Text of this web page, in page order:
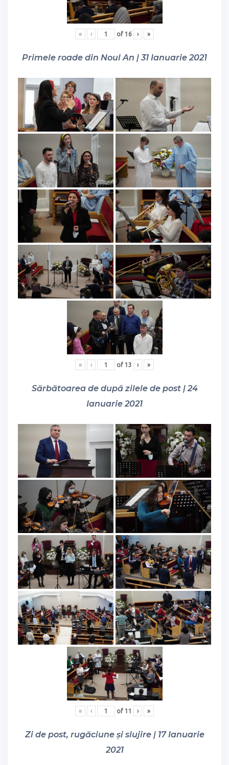
« ‹ of 16 › »
Primele roade din Noul An | 31 Ianuarie 2021
« ‹ of 13 › »
Sărbătoarea de după zilele de post | 24
Ianuarie 2021
« ‹ of 11 › »
Zi de post, rugăciune și slujire | 17 Ianuarie
2021